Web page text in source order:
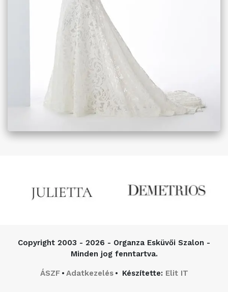
Copyright 2003 - 2026 - Organza Esküvői Szalon -
Minden jog fenntartva.
ÁSZF Adatkezelés Készítette: Elit IT